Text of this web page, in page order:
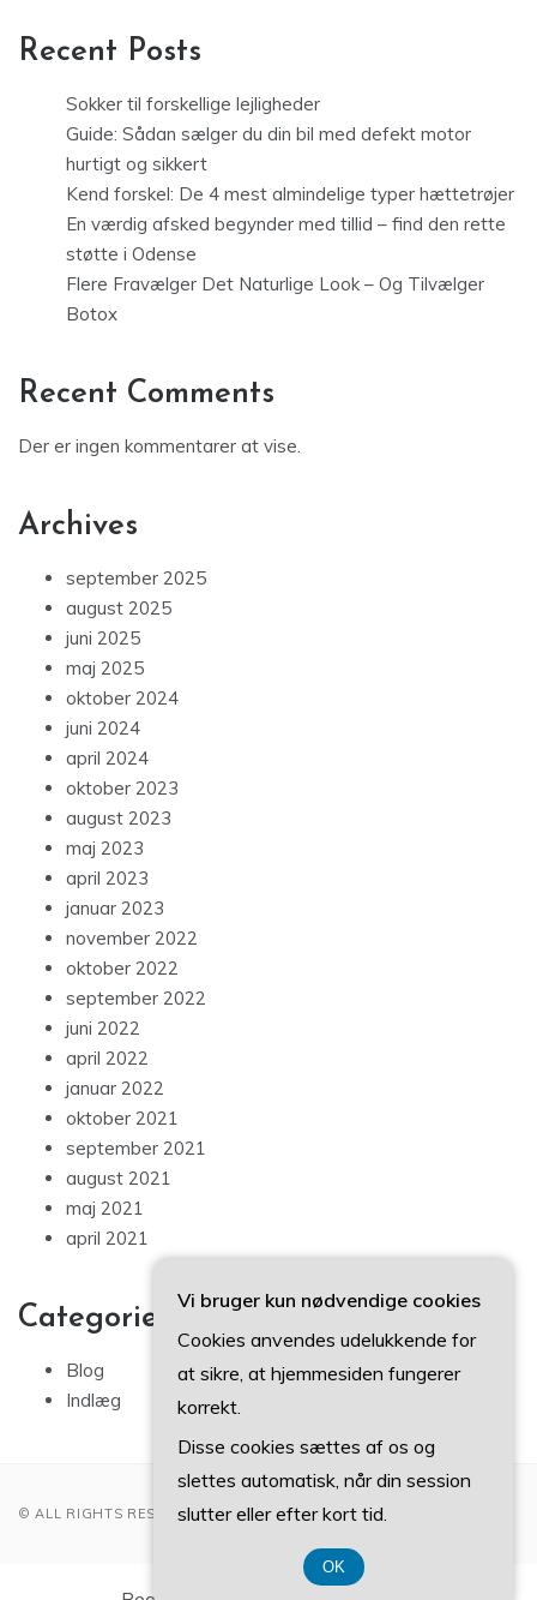
Recent Posts
Sokker til forskellige lejligheder
Guide: Sådan sælger du din bil med defekt motor
hurtigt og sikkert
Kend forskel: De 4 mest almindelige typer hættetrøjer
En værdig afsked begynder med tillid – find den rette
støtte i Odense
Flere Fravælger Det Naturlige Look – Og Tilvælger
Botox
Recent Comments
Der er ingen kommentarer at vise.
Archives
september 2025
august 2025
juni 2025
maj 2025
oktober 2024
juni 2024
april 2024
oktober 2023
august 2023
maj 2023
april 2023
januar 2023
november 2022
oktober 2022
september 2022
juni 2022
april 2022
januar 2022
oktober 2021
september 2021
august 2021
maj 2021
april 2021
Categories
Blog
Indlæg
© ALL RIGHTS RESERVED 2022
Vi bruger kun nødvendige cookies
Cookies anvendes udelukkende for
at sikre, at hjemmesiden fungerer
korrekt.
Disse cookies sættes af os og
slettes automatisk, når din session
slutter eller efter kort tid.
OK